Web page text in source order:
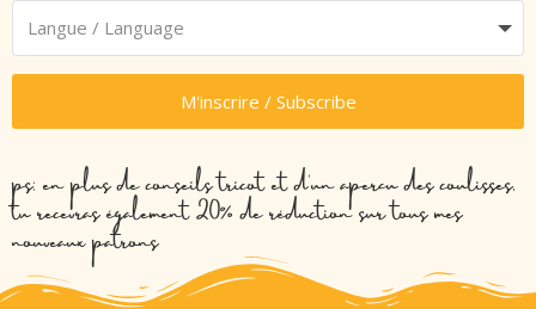
M'inscrire / Subscribe
ps: en plus de conseils tricot et d’un aperçu des coulisses,
tu recevras également 20% de réduction sur tous mes
nouveaux patrons